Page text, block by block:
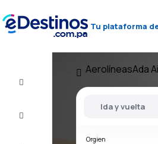
Tu plataforma
AerolíneasAda
Ida y vuelta
Orgien